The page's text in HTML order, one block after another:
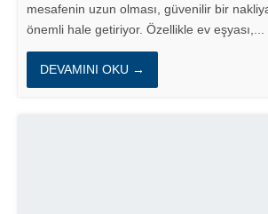
mesafenin uzun olması, güvenilir bir
önemli hale getiriyor. Özellikle ev eşyası,...
DEVAMINI OKU →